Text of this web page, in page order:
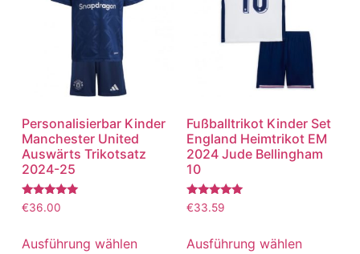
Personalisierbar Kinder
Manchester United
Auswärts Trikotsatz
2024-25
Bewertet
mit
von 5
€36.00
Ausführung wählen
Fußballtrikot Kinder Set
England Heimtrikot EM
2024 Jude Bellingham
10
Bewertet
mit
von 5
€33.59
Ausführung wählen